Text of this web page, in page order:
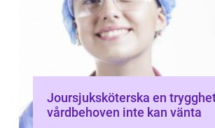
Joursjuksköterska en trygghet när
vårdbehoven inte kan vänta